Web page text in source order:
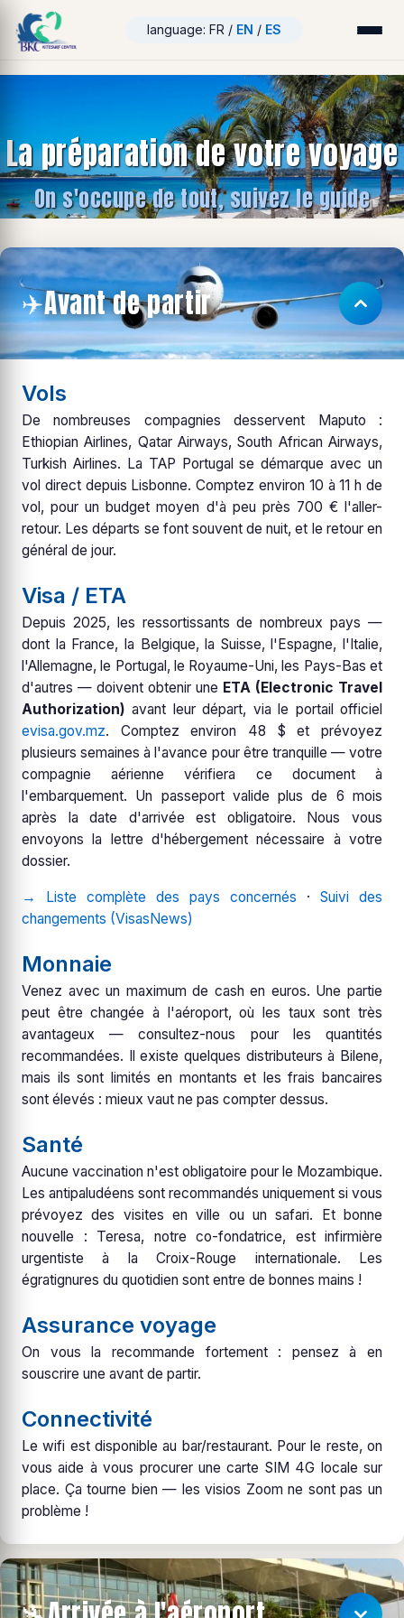
language: FR / EN / ES
La préparation de votre voyage
On s'occupe de tout, suivez le guide
✈️Avant de partir
Vols
De nombreuses compagnies desservent Maputo :
Ethiopian Airlines, Qatar Airways, South African Airways,
Turkish Airlines. La TAP Portugal se démarque avec un
vol direct depuis Lisbonne. Comptez environ 10 à 11 h de
vol, pour un budget moyen d'à peu près 700 € l'aller-
retour. Les départs se font souvent de nuit, et le retour en
général de jour.
Visa / ETA
Depuis 2025, les ressortissants de nombreux pays —
dont la France, la Belgique, la Suisse, l'Espagne, l'Italie,
l'Allemagne, le Portugal, le Royaume-Uni, les Pays-Bas et
d'autres — doivent obtenir une ETA (Electronic Travel
Authorization) avant leur départ, via le portail officiel
evisa.gov.mz. Comptez environ 48 $ et prévoyez
plusieurs semaines à l'avance pour être tranquille — votre
compagnie aérienne vérifiera ce document à
l'embarquement. Un passeport valide plus de 6 mois
après la date d'arrivée est obligatoire. Nous vous
envoyons la lettre d'hébergement nécessaire à votre
dossier.
→ Liste complète des pays concernés · Suivi des
changements (VisasNews)
Monnaie
Venez avec un maximum de cash en euros. Une partie
peut être changée à l'aéroport, où les taux sont très
avantageux — consultez-nous pour les quantités
recommandées. Il existe quelques distributeurs à Bilene,
mais ils sont limités en montants et les frais bancaires
sont élevés : mieux vaut ne pas compter dessus.
Santé
Aucune vaccination n'est obligatoire pour le Mozambique.
Les antipaludéens sont recommandés uniquement si vous
prévoyez des visites en ville ou un safari. Et bonne
nouvelle : Teresa, notre co-fondatrice, est infirmière
urgentiste à la Croix-Rouge internationale. Les
égratignures du quotidien sont entre de bonnes mains !
Assurance voyage
On vous la recommande fortement : pensez à en
souscrire une avant de partir.
Connectivité
Le wifi est disponible au bar/restaurant. Pour le reste, on
vous aide à vous procurer une carte SIM 4G locale sur
place. Ça tourne bien — les visios Zoom ne sont pas un
problème !